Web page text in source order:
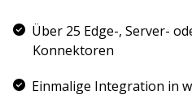
Über 25 Edge-, Server-
Konnektoren
Einmalige Integration in